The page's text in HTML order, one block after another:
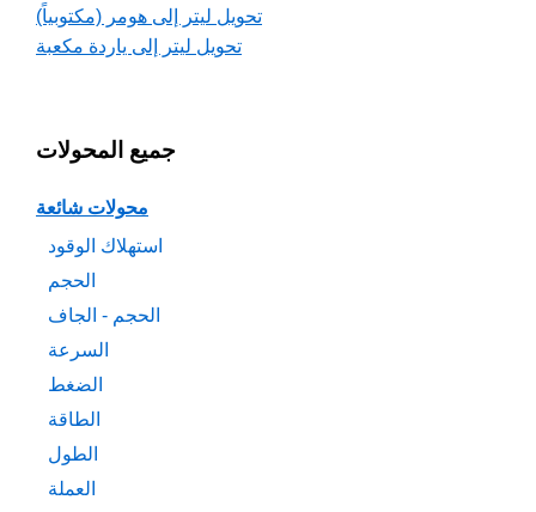
تحويل ليتر إلى هومر (مكتوبياً)
تحويل ليتر إلى ياردة مكعبة
جميع المحولات
محولات شائعة
استهلاك الوقود
الحجم
الحجم - الجاف
السرعة
الضغط
الطاقة
الطول
العملة